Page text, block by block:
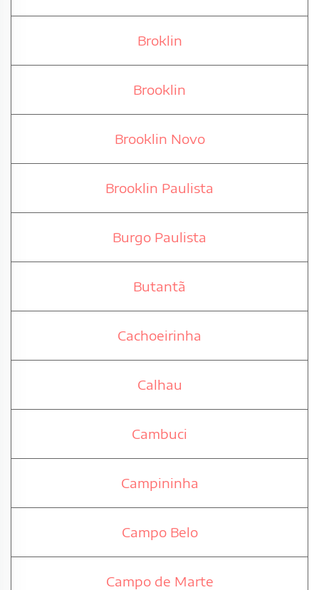
Broklin
Brooklin
Brooklin Novo
Brooklin Paulista
Burgo Paulista
Butantã
Cachoeirinha
Calhau
Cambuci
Campininha
Campo Belo
Campo de Marte